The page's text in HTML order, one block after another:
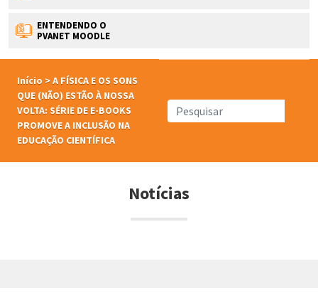
ENTENDENDO O
PVANET MOODLE
Início >A FÍSICA E OS SONS
QUE (NÃO) ESTÃO À NOSSA
VOLTA: SÉRIE DE E-BOOKS
PROMOVE A INCLUSÃO NA
EDUCAÇÃO CIENTÍFICA
Notícias